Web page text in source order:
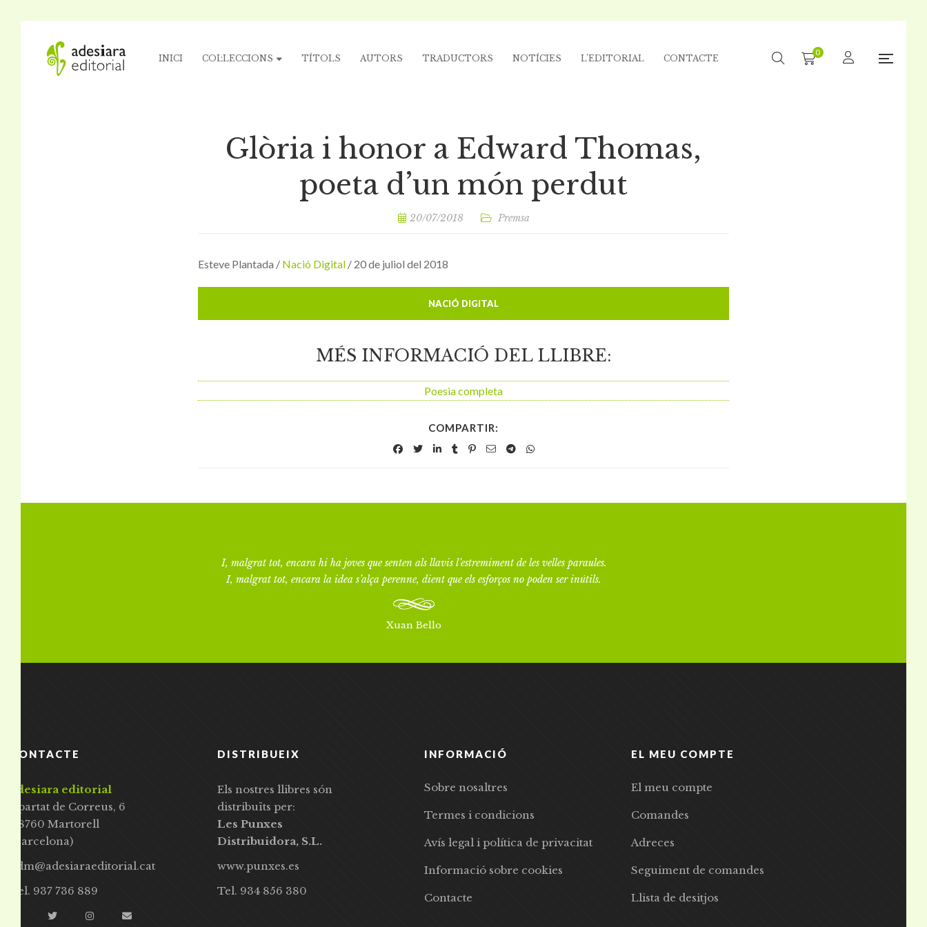
INICI COL·LECCIONS TÍTOLS AUTORS TRADUCTORS NOTÍCIES L’EDITORIAL CONTACTE
0
Glòria i honor a Edward Thomas,
poeta d’un món perdut
20/07/2018 Premsa
Esteve Plantada / Nació Digital / 20 de juliol del 2018
NACIÓ DIGITAL
MÉS INFORMACIÓ DEL LLIBRE:
Poesia completa
COMPARTIR:
I, malgrat tot, encara hi ha joves que senten als llavis l’estremiment de les velles paraules.
I, malgrat tot, encara la idea s’alça perenne, dient que els esforços no poden ser inútils.
Xuan Bello
CONTACTE
adesiara editorial
Apartat de Correus, 6
08760 Martorell
(Barcelona)
adm@adesiaraeditorial.cat
Tel. 937 736 889
DISTRIBUEIX
Els nostres llibres són
distribuïts per:
Les Punxes
Distribuidora, S.L.
www.punxes.es
Tel. 934 856 380
INFORMACIÓ
Sobre nosaltres
Termes i condicions
Avís legal i política de privacitat
Informació sobre cookies
Contacte
EL MEU COMPTE
El meu compte
Comandes
Adreces
Seguiment de comandes
Llista de desitjos